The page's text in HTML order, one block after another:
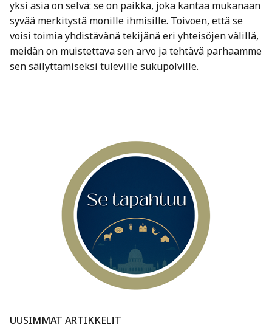
yksi asia on selvä: se on paikka, joka kantaa mukanaan
syvää merkitystä monille ihmisille. Toivoen, että se
voisi toimia yhdistävänä tekijänä eri yhteisöjen välillä,
meidän on muistettava sen arvo ja tehtävä parhaamme
sen säilyttämiseksi tuleville sukupolville.
UUSIMMAT ARTIKKELIT